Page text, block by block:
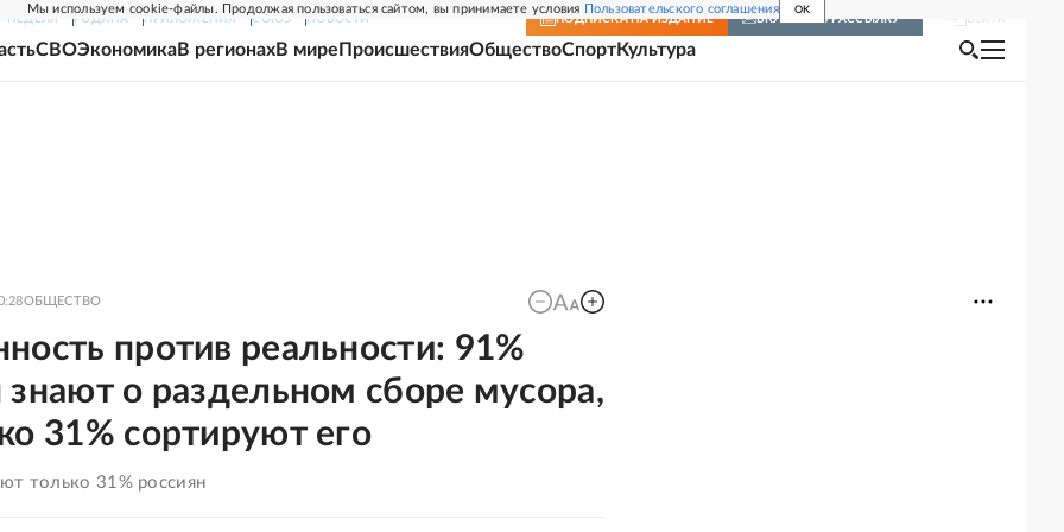
Мы используем cookie-файлы. Продолжая пользоваться сайтом, вы принимаете условия Пользовательского соглашения OK
НЕДЕЛЯ РОДИНА ПРИЛОЖЕНИЯ СОЮЗ НОВОСТИ ПОДПИСКА НА ИЗДАНИЕ ВКЛЮЧИТЬ РАССЫЛКУ
СВОЭкономикаВ регионахВ мире ПроисшествияОбществоСпортКультура
ОБЩЕСТВО
против реальности: 91%
знают о раздельном сборе мусора,
31% сортируют его
только 31% россиян